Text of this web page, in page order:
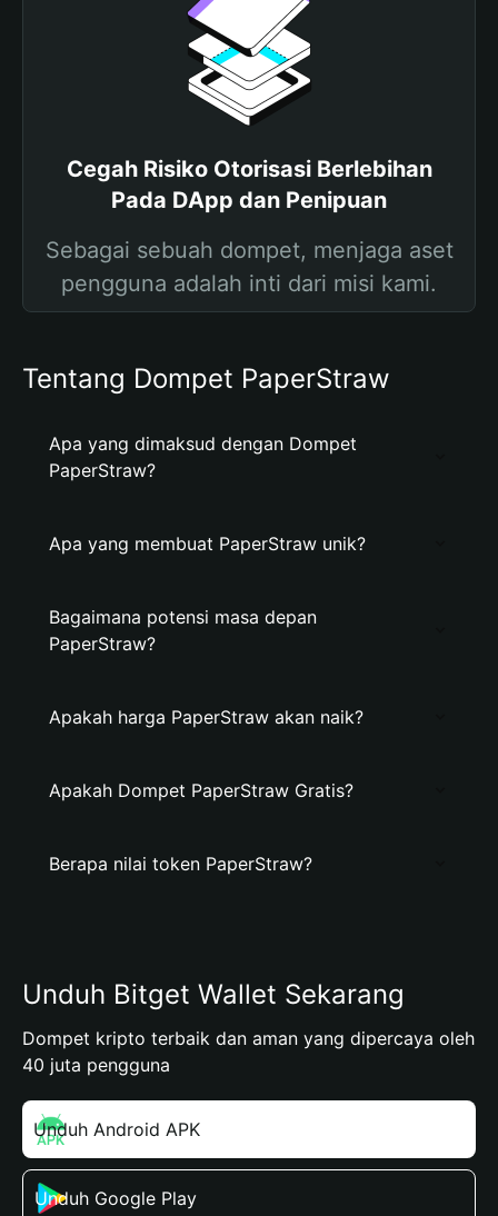
Cegah Risiko Otorisasi Berlebihan
Pada DApp dan Penipuan
Sebagai sebuah dompet, menjaga aset
pengguna adalah inti dari misi kami.
Tentang Dompet PaperStraw
Apa yang dimaksud dengan Dompet
PaperStraw?
Apa yang membuat PaperStraw unik?
Bagaimana potensi masa depan
PaperStraw?
Apakah harga PaperStraw akan naik?
Apakah Dompet PaperStraw Gratis?
Berapa nilai token PaperStraw?
Unduh Bitget Wallet Sekarang
Dompet kripto terbaik dan aman yang dipercaya oleh
40 juta pengguna
Unduh Android APK
Unduh Google Play